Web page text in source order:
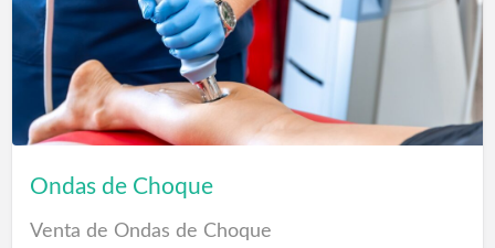
Estaremos encantados de asesorarle para que
acierte en la elección de un buen equipo de
descanso.
Colchones Fuerteventura
Ondas de Choque
Venta de Ondas de Choque